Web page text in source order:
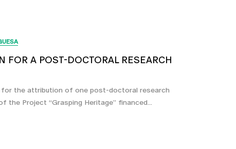
FOR A POST-DOCTORAL RESEARCH
the attribution of one post-doctoral research
the Project “Grasping Heritage” financed...